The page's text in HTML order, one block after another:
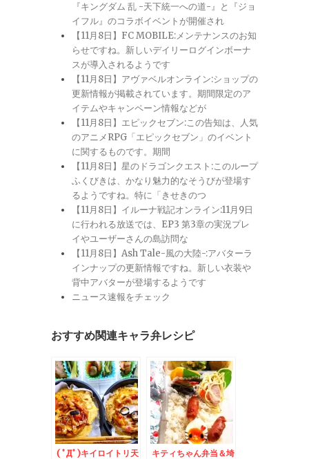
『キングダム 乱 -天下統一への道-』と『ジョ
イフル』のコラボイベントが開催され
【11月8日】FC MOBILE:メンテナンスのお知
らせですね。新しいデイリーログインボーナ
スが導入されるようです
【11月8日】アヴァベルオンライン:ショップの
更新情報が掲載されています。期間限定のア
イテムやキャンペーン情報などが
【11月8日】エピックセブン:この告知は、人気
のアニメRPG「エピックセブン」のイベント
に関するものです。期間
【11月8日】星のドラゴンクエスト:このループ
ふくびきは、かなり魅力的なそうびが登場す
るようですね。特に「きせきのつ
【11月8日】イルーナ戦記オンライン:11月9日
に行われる放送では、EP3 第3章の実況プレ
イやユーザーさんの島訪問な
【11月8日】Ash Tale-風の大陸-:アバターラ
インナップの更新情報ですね。新しい衣装や
背中アバターが登場するようです
ニュース速報をチェック
おすすめ関連キャラ弁レシピ
( ﾟДﾟ)キイロイトリ天
キティちゃん弁当＆埼